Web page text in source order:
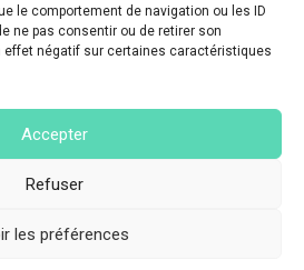
le comportement de navigation ou les ID
ne pas consentir ou de retirer son
effet négatif sur certaines caractéristiques
Accepter
Refuser
les préférences
et encombrants
Agen